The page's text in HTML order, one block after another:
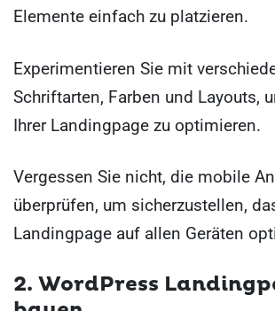
Elemente einfach zu platzieren.
Experimentieren Sie mit
Schriftarten, Farben und Layouts,
Ihrer Landingpage zu optimieren.
Vergessen Sie nicht, die mobile
überprüfen, um sicherzustellen,
Landingpage auf allen Geräten
2. WordPress